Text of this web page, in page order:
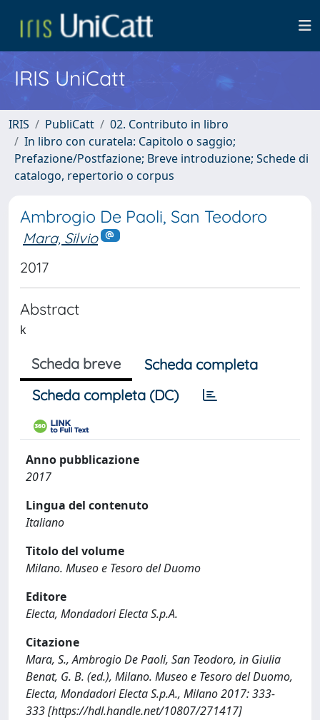
IRIS UniCatt
IRIS PubliCatt
02. Contributo in libro
In libro con curatela: Capitolo o saggio;
Prefazione/Postfazione; Breve introduzione; Schede di
catalogo, repertorio o corpus
Ambrogio De Paoli, San Teodoro
Mara, Silvio
2017
Abstract
k
Scheda breve
Scheda completa
Scheda completa (DC)
Anno pubblicazione
2017
Lingua del contenuto
Italiano
Titolo del volume
Milano. Museo e Tesoro del Duomo
Editore
Electa, Mondadori Electa S.p.A.
Citazione
Mara, S., Ambrogio De Paoli, San Teodoro, in Giulia
Benat, G. B. (ed.), Milano. Museo e Tesoro del Duomo,
Electa, Mondadori Electa S.p.A., Milano 2017: 333-
333 [https://hdl.handle.net/10807/271417]